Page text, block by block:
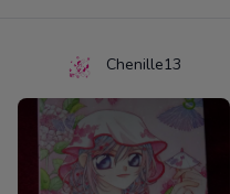
Chenille13